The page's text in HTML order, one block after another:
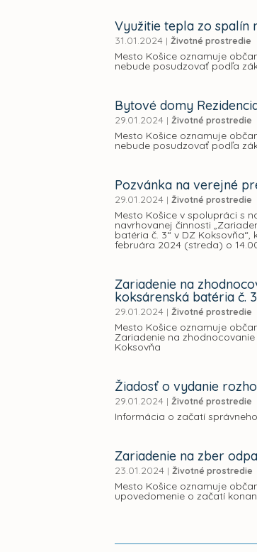
Využitie tepla zo spalín
31.01.2024 | Životné prostredie
Mesto Košice oznamuje
nebude posudzovať podľa
Bytové domy
29.01.2024 | Životné prostredie
Mesto Košice oznamuje
nebude posudzovať podľa
Pozvánka na verejné
29.01.2024 | Životné prostredie
Mesto Košice v spolupráci s
navrhovanej činnosti
batéria č. 3“ v DZ
februára 2024 (streda) o
Zariadenie na
koksárenská batéria č.
29.01.2024 | Životné prostredie
Mesto Košice oznamuje
Zariadenie na
Koksovňa
Žiadosť o vydanie
29.01.2024 | Životné prostredie
Informácia o začatí
Zariadenie na zber
23.01.2024 | Životné prostredie
Mesto Košice oznamuje
upovedomenie o začatí